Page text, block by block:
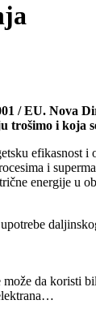
/ EU. Nova
trošimo i koja
efikasnost
i
energije u
da koristi